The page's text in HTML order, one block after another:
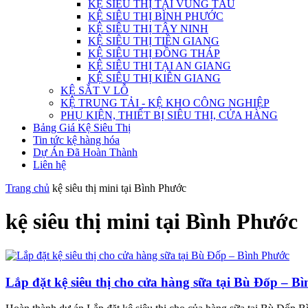
KỆ SIÊU THỊ TẠI VŨNG TÀU
KỆ SIÊU THỊ BÌNH PHƯỚC
KỆ SIÊU THỊ TÂY NINH
KỆ SIÊU THỊ TIỀN GIANG
KỆ SIÊU THỊ ĐỒNG THÁP
KỆ SIÊU THỊ TẠI AN GIANG
KỆ SIÊU THỊ KIÊN GIANG
KỆ SẮT V LỖ
KỆ TRUNG TẢI - KỆ KHO CÔNG NGHIỆP
PHỤ KIỆN, THIẾT BỊ SIÊU THỊ, CỬA HÀNG
Bảng Giá Kệ Siêu Thị
Tin tức kệ hàng hóa
Dự Án Đã Hoàn Thành
Liên hệ
Trang chủ kệ siêu thị mini tại Bình Phước
kệ siêu thị mini tại Bình Phước
Lắp đặt kệ siêu thị cho cửa hàng sữa tại Bù Đốp –